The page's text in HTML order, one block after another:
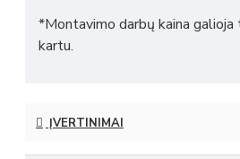
*Montavimo darbų kaina galioja
kartu.
ĮVERTINIMAI